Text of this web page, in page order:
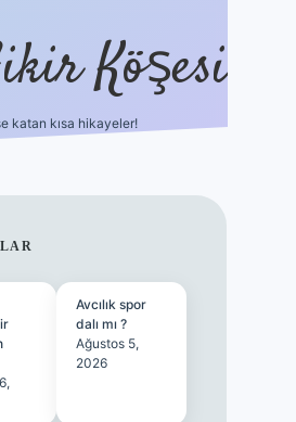
Köşesi
katan kısa hikayeler!
Avcılık spor
dalı mı ?
Ağustos 5,
2026
ilbet giriş